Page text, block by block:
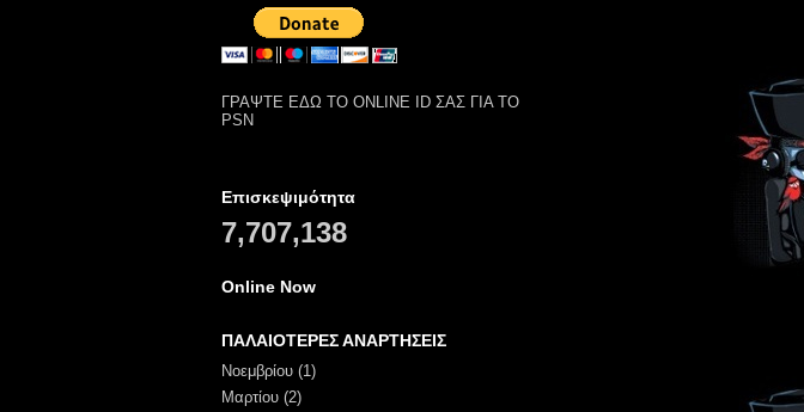
ΓΡΑΨΤΕ ΕΔΩ ΤΟ ONLINE ID ΣΑΣ ΓΙΑ ΤΟ
PSN
Επισκεψιμότητα
7,707,138
Online Now
ΠΑΛΑΙΟΤΕΡΕΣ ΑΝΑΡΤΗΣΕΙΣ
Νοεμβρίου (1)
Μαρτίου (2)